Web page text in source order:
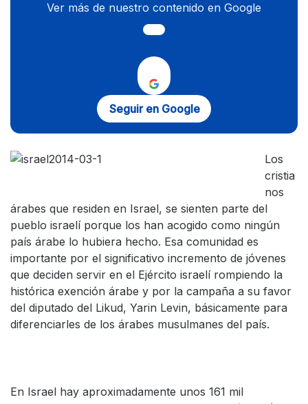
Ver más de nuestro contenido en Google
Seguir en Google
Los
cristia
nos
árabes que residen en Israel, se sienten parte del
pueblo israelí porque los han acogido como ningún
país árabe lo hubiera hecho. Esa comunidad es
importante por el significativo incremento de jóvenes
que deciden servir en el Ejército israelí rompiendo la
histórica exención árabe y por la campaña a su favor
del diputado del Likud, Yarin Levin, básicamente para
diferenciarles de los árabes musulmanes del país.
En Israel hay aproximadamente unos 161 mil